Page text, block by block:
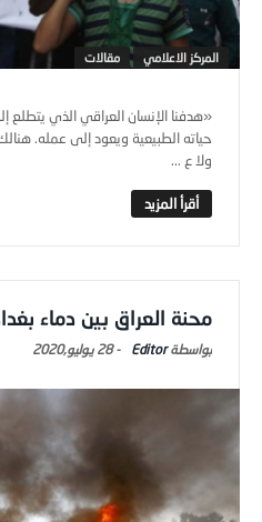
المركز الاعلامي مقالات
«هدفنا الإنسان العراقي الذي
حياته الطبيعية ويعود إلى عمله.
ولا ع ...
محنة العراق بين دماء
Editor
-28 يوليو,2020